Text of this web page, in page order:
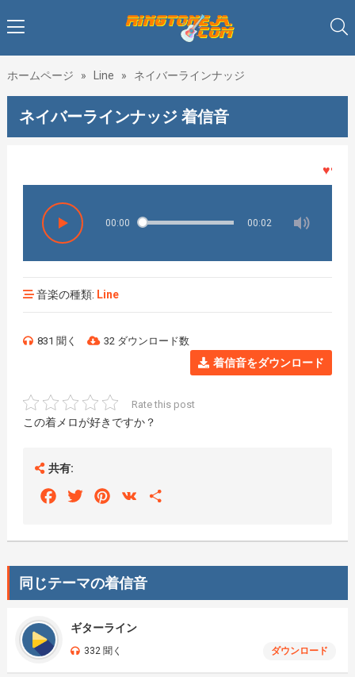
ホームページ » Line » ネイバーラインナッジ
ネイバーラインナッジ 着信音
♥♥♥着
00:00 00:02
音楽の種類: Line
831 聞く 32 ダウンロード数
着信音をダウンロード
Rate this post
この着メロが好きですか？
共有:
FacebookTwitterPinterest
VK
同じテーマの着信音
ギターライン
332 聞く ダウンロード